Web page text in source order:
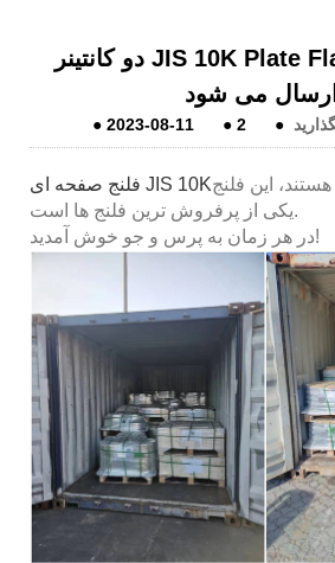
دو کانتینر JIS 10K Plate Flange به مالزی
●2023-08-11 ●2 ●
فلنج صفحه ای JIS 10Kاین فلنج
یکی از پرفروش ترین فلنج ها است.
در هر زمان به پرس و جو خوش آمدید!